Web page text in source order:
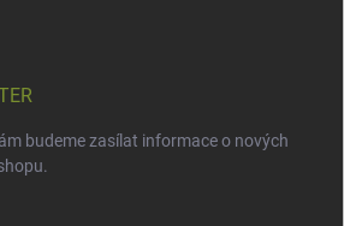
budeme zasílat informace o nových